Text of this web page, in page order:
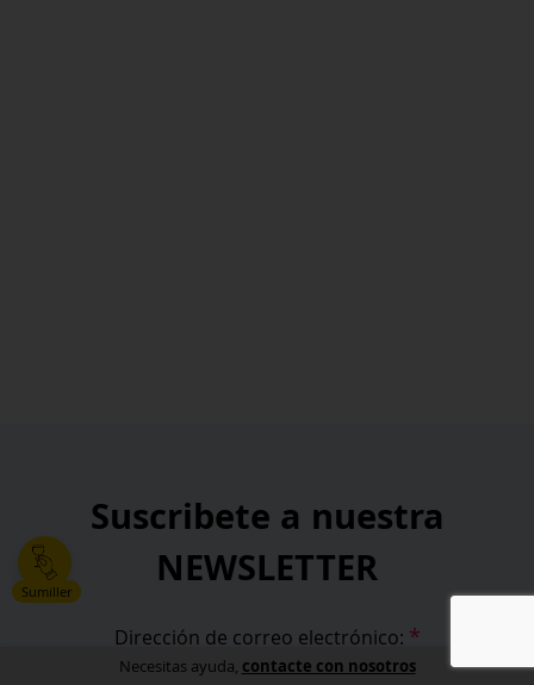
Sumiller
Suscribete a nuestra
NEWSLETTER
Dirección de correo electrónico: *
Necesitas ayuda, contacte con nosotros